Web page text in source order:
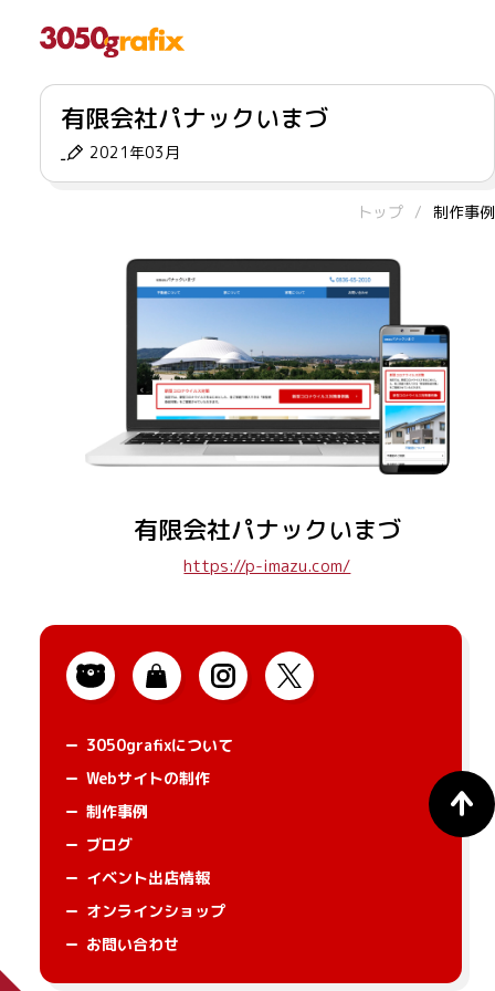
有限会社パナックいまづ
2021年03月
トップ 制作事例
有限会社パナックいまづ
3050grafixについて
Webサイトの制作
制作事例
ブログ
イベント出店情報
オンラインショップ
お問い合わせ